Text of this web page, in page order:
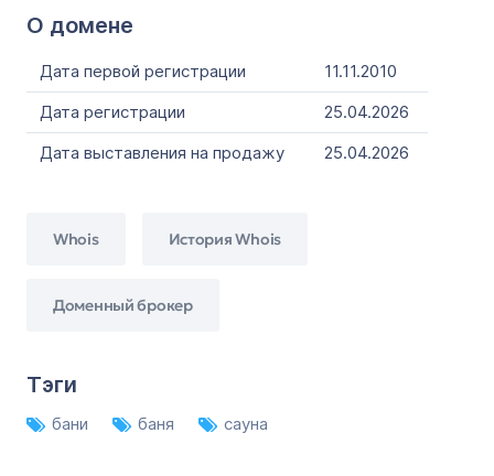
О домене
Дата первой регистрации
11.11.2010
Дата регистрации
25.04.2026
Дата выставления на продажу
25.04.2026
Whois История Whois
Доменный брокер
Тэги
бани баня сауна